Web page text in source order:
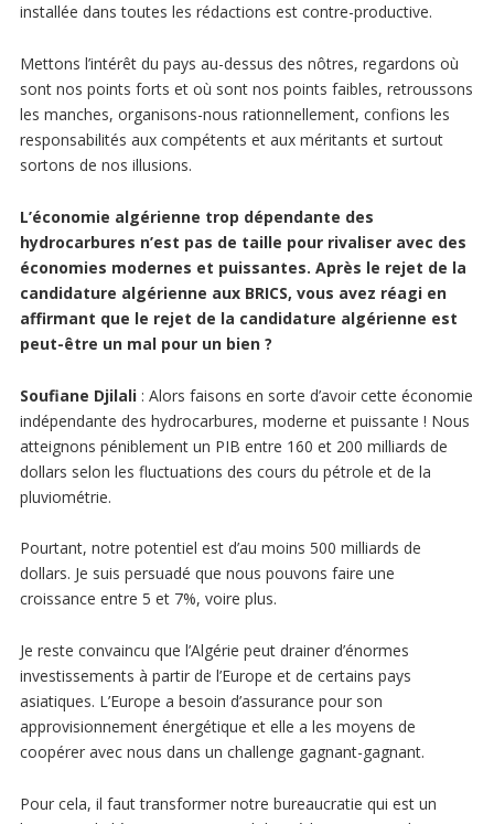
installée dans toutes les rédactions est contre-productive.
Mettons l’intérêt du pays au-dessus des nôtres, regardons où
sont nos points forts et où sont nos points faibles, retroussons
les manches, organisons-nous rationnellement, confions les
responsabilités aux compétents et aux méritants et surtout
sortons de nos illusions.
L’économie algérienne trop dépendante des
hydrocarbures n’est pas de taille pour rivaliser avec des
économies modernes et puissantes. Après le rejet de la
candidature algérienne aux BRICS, vous avez réagi en
affirmant que le rejet de la candidature algérienne est
peut-être un mal pour un bien ?
Soufiane Djilali: Alors faisons en sorte d’avoir cette économie
indépendante des hydrocarbures, moderne et puissante ! Nous
atteignons péniblement un PIB entre 160 et 200 milliards de
dollars selon les fluctuations des cours du pétrole et de la
pluviométrie.
Pourtant, notre potentiel est d’au moins 500 milliards de
dollars. Je suis persuadé que nous pouvons faire une
croissance entre 5 et 7%, voire plus.
Je reste convaincu que l’Algérie peut drainer d’énormes
investissements à partir de l’Europe et de certains pays
asiatiques. L’Europe a besoin d’assurance pour son
approvisionnement énergétique et elle a les moyens de
coopérer avec nous dans un challenge gagnant-gagnant.
Pour cela, il faut transformer notre bureaucratie qui est un